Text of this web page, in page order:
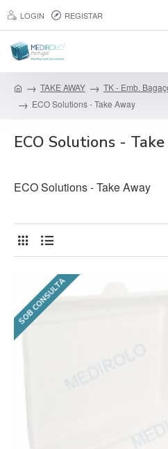
LOGIN REGISTAR
TAKE AWAY
TK - Emb.
ECO Solutions - Take Away
ECO Solutions -
ECO Solutions - Take Away
SOB CONSULTA